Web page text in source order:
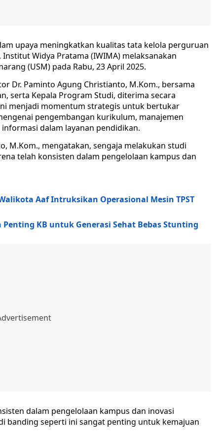
upaya meningkatkan kualitas tata kelola perguruan
Widya Pratama (IWIMA) melaksanakan
(USM) pada Rabu, 23 April 2025.
Dr. Paminto Agung Christianto, M.Kom., bersama
serta Kepala Program Studi, diterima secara
menjadi momentum strategis untuk bertukar
pengembangan kurikulum, manajemen
dalam layanan pendidikan.
M.Kom., mengatakan, sengaja melakukan studi
telah konsisten dalam pengelolaan kampus dan
Aaf Intruksikan Operasional Mesin TPST
KB untuk Generasi Sehat Bebas Stunting
dalam pengelolaan kampus dan inovasi
banding seperti ini sangat penting untuk kemajuan